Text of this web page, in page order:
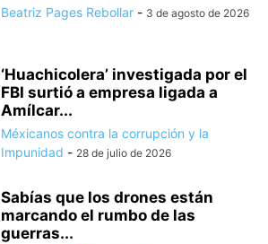
Beatriz Pages Rebollar - 3 de agosto de 2026
‘Huachicolera’ investigada por el
FBI surtió a empresa ligada a
Amílcar...
Méxicanos contra la corrupción y la
Impunidad - 28 de julio de 2026
Sabías que los drones están
marcando el rumbo de las
guerras...